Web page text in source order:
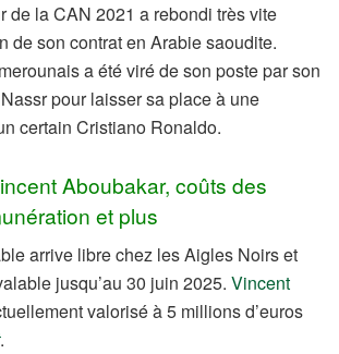
de la CAN 2021 a rebondi très vite
de son contrat en Arabie saoudite.
a été viré de son poste par son
pour laisser sa place à une
certain Cristiano Ronaldo.
Aboubakar, coûts des
et plus
arrive libre chez les Aigles Noirs et
jusqu’au 30 juin 2025. Vincent
valorisé à 5 millions d’euros
.